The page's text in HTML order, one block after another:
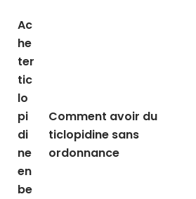
Ac
he
ter
tic
lo
pi
di
ne
en
be
Comment avoir du
ticlopidine sans
ordonnance